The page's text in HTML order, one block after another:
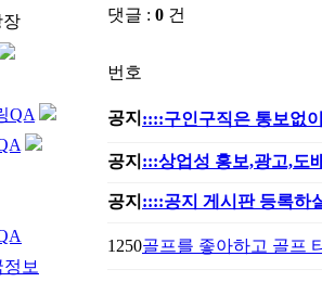
QA
보
댓글 : 0 건
번호
공지 ::::구인구직은 통보없
공지 :::상업성 홍보,광고,도
공지 ::::공지 게시판 등록하
1250골프를 좋아하고 골프